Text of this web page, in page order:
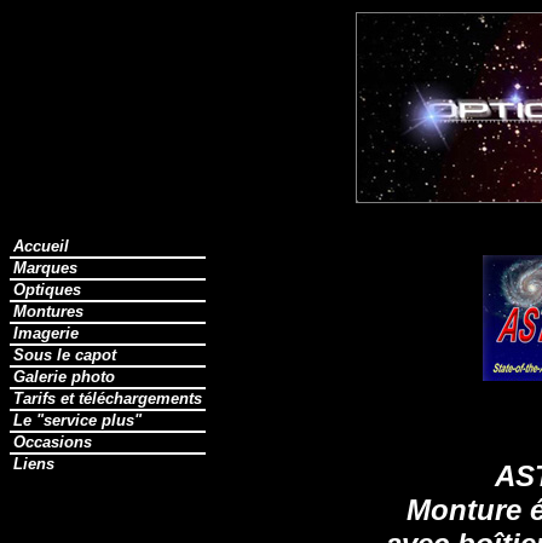
Monture
Accueil
Marques
Optiques
Montures
Imagerie
Sous le capot
Galerie photo
Tarifs et téléchargements
Le "service plus"
Occasions
Liens